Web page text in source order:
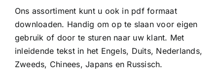
Ons assortiment kunt u ook in pdf formaat
downloaden. Handig om op te slaan voor eigen
gebruik of door te sturen naar uw klant. Met
inleidende tekst in het Engels, Duits, Nederlands,
Zweeds, Chinees, Japans en Russisch.